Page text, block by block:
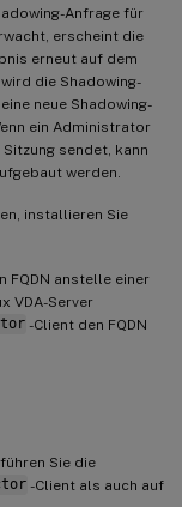
Anfrage für
erscheint die
erneut auf dem
die Shadowing-
neue Shadowing-
ein Administrator
sendet, kann
werden.
installieren Sie
FQDN anstelle einer
VDA-Server
-Client den FQDN
Sie die
-Client als auch auf